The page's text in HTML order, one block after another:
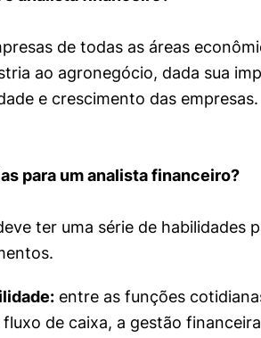
de todas as áreas
ao agronegócio, dada sua
e crescimento das empresas.
para um analista financeiro?
ter uma série de habilidades
entre as funções
de caixa, a gestão